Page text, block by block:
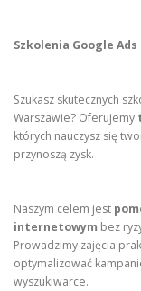
Szkolenia Google Ads
Szukasz skutecznych
Warszawie? Oferujemy
których nauczysz się
przynoszą zysk.
Naszym celem jest
internetowym bez
Prowadzimy zajęcia
optymalizować
wyszukiwarce.